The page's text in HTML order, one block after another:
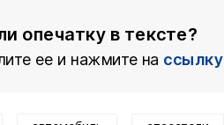
опечатку в тексте?
ее и нажмите на ссылку